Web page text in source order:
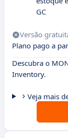
GC
Versão
Plano pago a
Descubra o
Inventory.
Veja mais